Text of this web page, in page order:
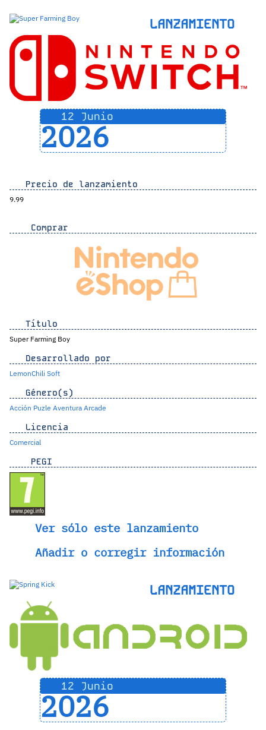
LANZAMIENTO
12 Junio
2026
Precio de lanzamiento
9.99
Comprar
Título
Super Farming Boy
Desarrollado por
LemonChili Soft
Género(s)
Acción Puzle Aventura Arcade
Licencia
Comercial
PEGI
Ver sólo este lanzamiento
Añadir o corregir información
LANZAMIENTO
12 Junio
2026